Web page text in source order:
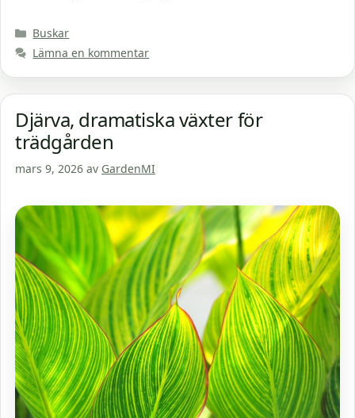
Kategorier
Buskar
Lämna en kommentar
Djärva, dramatiska växter för
trädgården
mars 9, 2026 av GardenMI